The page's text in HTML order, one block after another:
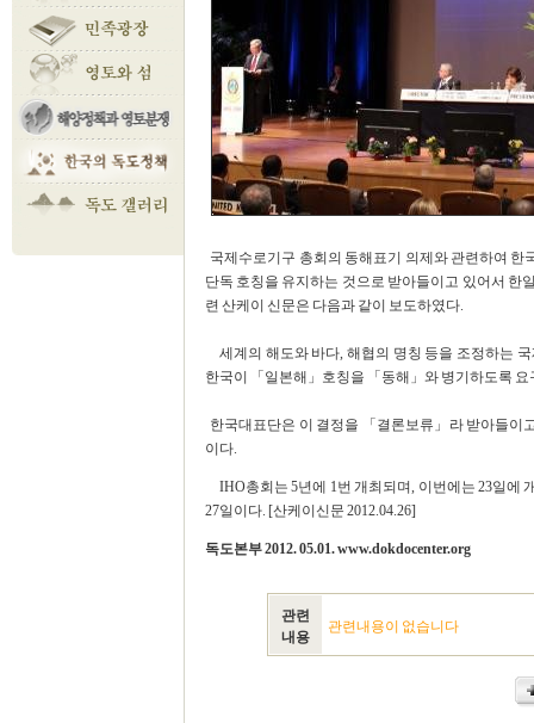
국제수로기구 총회의 동해표기 의제와 관련하여
단독 호칭을 유지하는 것으로 받아들이고 있어서 한
련 산케이 신문은 다음과 같이 보도하였다.
세계의 해도와 바다, 해협의 명칭 등을 조정하는
한국이 「일본해」호칭을 「동해」와 병기하도록
한국대표단은 이 결정을 「결론보류」라 받아들이
이다.
IHO총회는 5년에 1번 개최되며, 이번에는 23일에
27일이다. [산케이신문 2012.04.26]
독도본부 2012. 05.01. www.dokdocenter.org
관련
내용
관련내용이 없습니다